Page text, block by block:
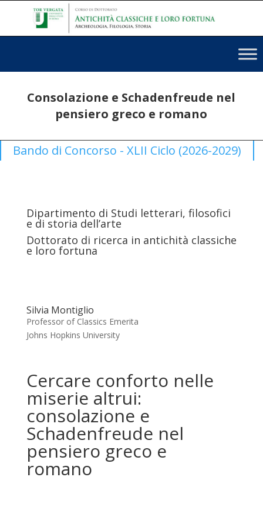
Consolazione e Schadenfreude nel
pensiero greco e romano
Bando di Concorso - XLII Ciclo (2026-2029)
Dipartimento di Studi letterari, filosofici
e di storia dell’arte
Dottorato di ricerca in antichità classiche
e loro fortuna
Silvia Montiglio
Professor of Classics Emerita
Johns Hopkins University
Cercare conforto nelle
miserie altrui:
consolazione e
Schadenfreude nel
pensiero greco e
romano